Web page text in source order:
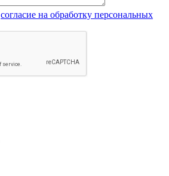
согласие на обработку персональных